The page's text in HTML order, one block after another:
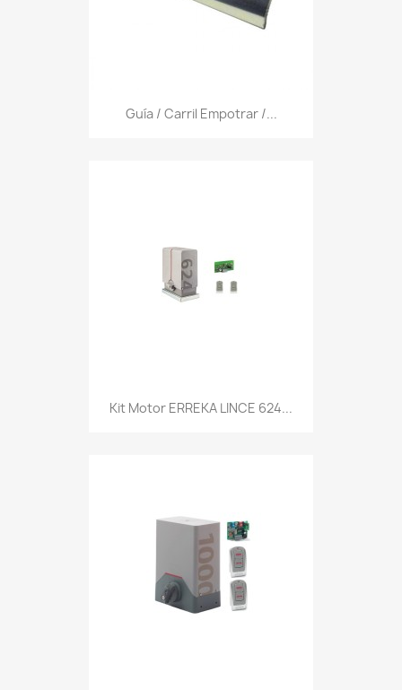
Guía / Carril Empotrar /...
Kit Motor ERREKA LINCE 624...